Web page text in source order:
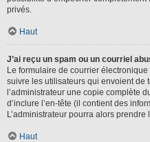
privés.
Haut
J’ai reçu un spam ou un courriel
Le formulaire de courrier
suivre les utilisateurs qui envoient de
l’administrateur une copie complète
d’inclure l’en-tête (il contient des
L’administrateur pourra alors
Haut